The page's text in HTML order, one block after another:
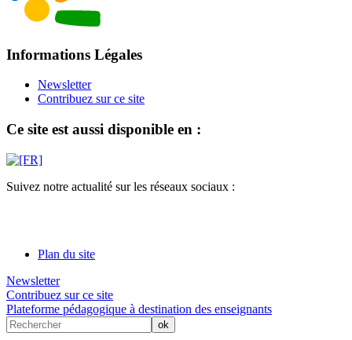
Informations Légales
Newsletter
Contribuez sur ce site
Ce site est aussi disponible en :
Suivez notre actualité sur les réseaux sociaux :
Plan du site
Newsletter
Contribuez sur ce site
Plateforme pédagogique à destination des enseignants